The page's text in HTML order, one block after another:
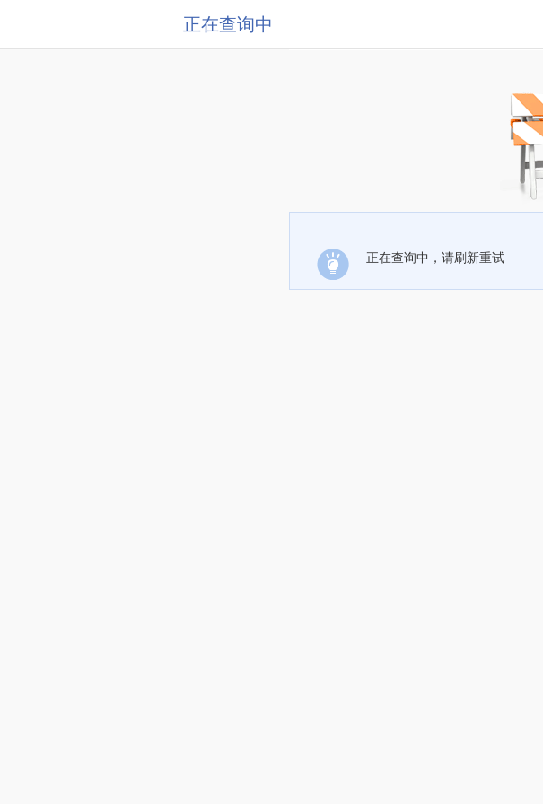
正在查询中
正在查询中，请刷新重试